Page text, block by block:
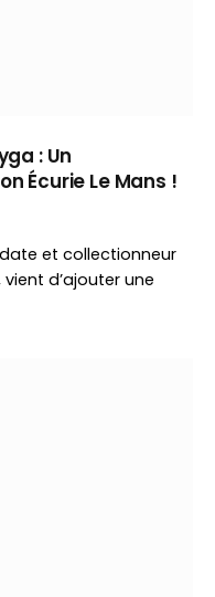
: Un
Écurie Le Mans !
et collectionneur
d’ajouter une